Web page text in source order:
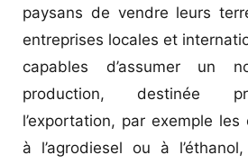
paysans de vendre leurs
entreprises locales et
capables d’assumer un
production, destinée
l’exportation, par exemple
à l’agrodiesel ou à